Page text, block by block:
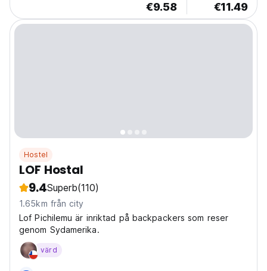
€9.58 €11.49
Hostel
LOF Hostal
9.4Superb(110)
1.65km från city
Lof Pichilemu är inriktad på backpackers som reser
genom Sydamerika.
värd